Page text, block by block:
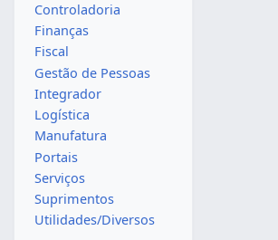
Controladoria
Finanças
Fiscal
Gestão de Pessoas
Integrador
Logística
Manufatura
Portais
Serviços
Suprimentos
Utilidades/Diversos